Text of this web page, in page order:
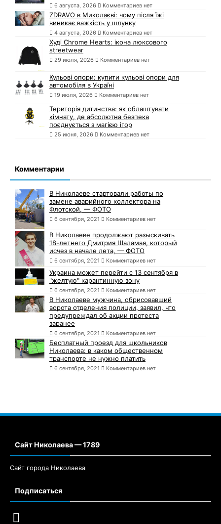
6 августа, 2026 Комментариев нет
ZDRAVO в Миколаєві: чому після їжі
виникає важкість у шлунку
4 августа, 2026 Комментариев нет
Худі Chrome Hearts: ікона люксового
streetwear
29 июля, 2026 Комментариев нет
Кульові опори: купити кульові опори для
автомобіля в Україні
19 июля, 2026 Комментариев нет
Територія дитинства: як облаштувати
кімнату, де абсолютна безпека
поєднується з магією ігор
25 июня, 2026 Комментариев нет
Комментарии
В Николаеве стартовали работы по
замене аварийного коллектора на
Флотской, — ФОТО
6 сентября, 2021 Комментариев нет
В Николаеве продолжают разыскивать
18-летнего Дмитрия Шаламая, который
исчез в начале лета, — ФОТО
6 сентября, 2021 Комментариев нет
Украина может перейти с 13 сентября в
"желтую" карантинную зону
6 сентября, 2021 Комментариев нет
В Николаеве мужчина, обрисовавший
ворота отделения полиции, заявил, что
предупреждал об акции протеста
заранее
6 сентября, 2021 Комментариев нет
Бесплатный проезд для школьников
Николаева: в каком общественном
транспорте не нужно платить
6 сентября, 2021 Комментариев нет
Сайт Николаева — 1789
Сайт города Николаева
Подписаться